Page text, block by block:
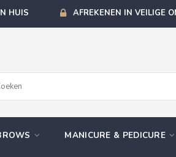
HUIS AFREKENEN IN VEILIGE
MANICURE & PEDICURE